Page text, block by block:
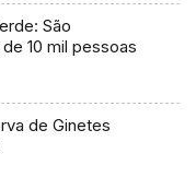
São
10 mil pessoas
de Ginetes